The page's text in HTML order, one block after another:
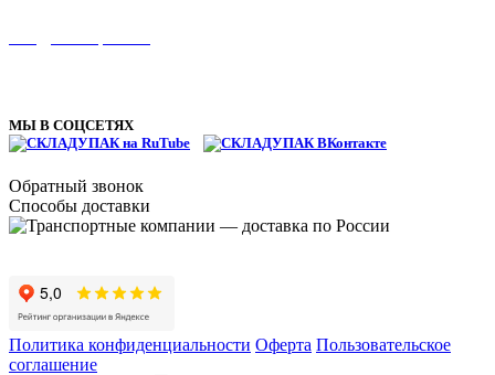
МЫ В СОЦСЕТЯХ
Обратный звонок
Способы доставки
Политика конфиденциальности Оферта Пользовательское
соглашение